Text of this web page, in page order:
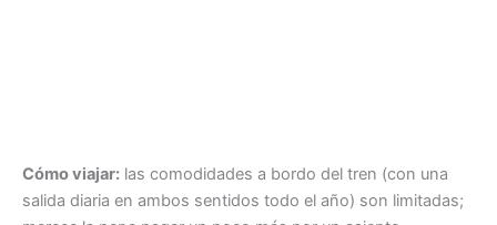
Cómo viajar: las comodidades a bordo del tren (con una
salida diaria en ambos sentidos todo el año) son limitadas;